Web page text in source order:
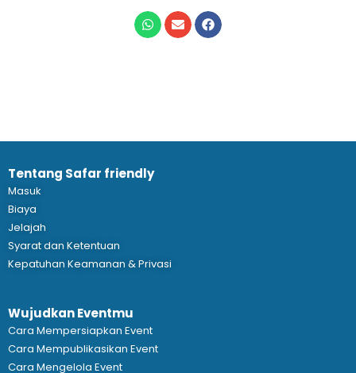
Tentang Safar friendly
Masuk
Biaya
Jelajah
Syarat dan Ketentuan
Kepatuhan Keamanan & Privasi
Wujudkan Eventmu
Cara Mempersiapkan Event
Cara Mempublikasikan Event
Cara Mengelola Event